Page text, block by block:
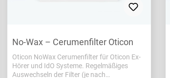
No-Wax – Cerumenfilter Oticon
Oticon NoWax Cerumenfilter für Oticon Ex-
Hörer und IdO Systeme. Regelmäßiges
Auswechseln der Filter (je nach